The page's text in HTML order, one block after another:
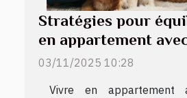
Stratégies pour
en appartement
03/11/2025 10:28
Vivre en appartement